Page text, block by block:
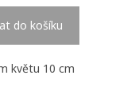
do košíku
květu 10 cm